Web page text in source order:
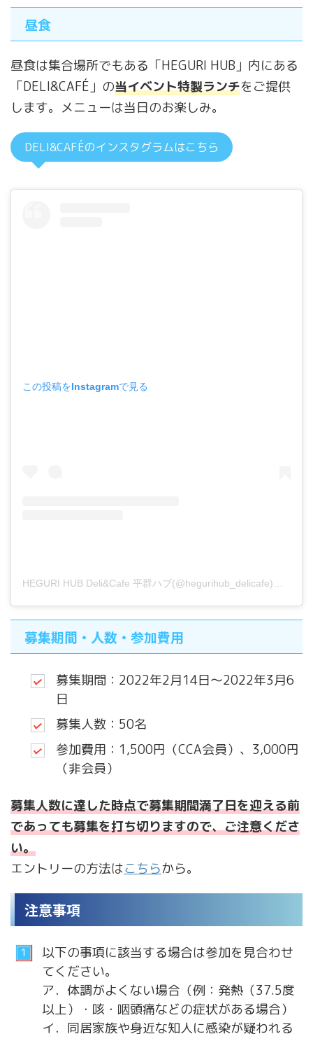
昼食
昼食は集合場所でもある「HEGURI HUB」内にある
「DELI&CAFÉ」の当イベント特製ランチをご提供
します。メニューは当日のお楽しみ。
DELI&CAFÉのインスタグラムはこちら
この投稿をInstagramで見る
募集期間・人数・参加費用
募集期間：2022年2月14日〜2022年3月6
日
募集人数：50名
参加費用：1,500円（CCA会員）、3,000円
（非会員）
募集人数に達した時点で募集期間満了日を迎える前
であっても募集を打ち切りますので、ご注意くださ
い。
エントリーの方法はこちらから。
注意事項
以下の事項に該当する場合は参加を見合わせ
てください。
ア．体調がよくない場合（例：発熱（37.5度
以上）・咳・咽頭痛などの症状がある場合）
イ．同居家族や身近な知人に感染が疑われる